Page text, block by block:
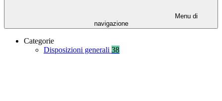
Menu di
navigazione
Categorie
Disposizioni generali 38